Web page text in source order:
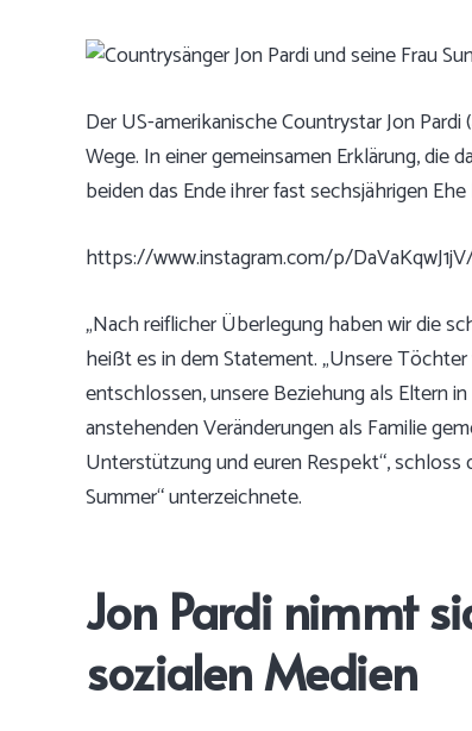
Der US-amerikanische Countrystar Jon
Wege. In einer gemeinsamen Erklärung, die
beiden das Ende ihrer fast sechsjährigen
https://www.instagram.com/p/
„Nach reiflicher Überlegung haben wir die
heißt es in dem Statement. „Unsere
entschlossen, unsere Beziehung als Eltern
anstehenden Veränderungen als Familie
Unterstützung und euren Respekt“, schloss
Summer“ unterzeichnete.
Jon Pardi nimmt
sozialen Medien